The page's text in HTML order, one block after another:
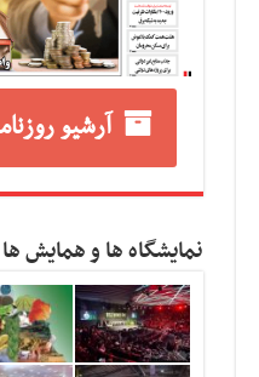
آرشیو
نمایشگاه ها و همایش ها